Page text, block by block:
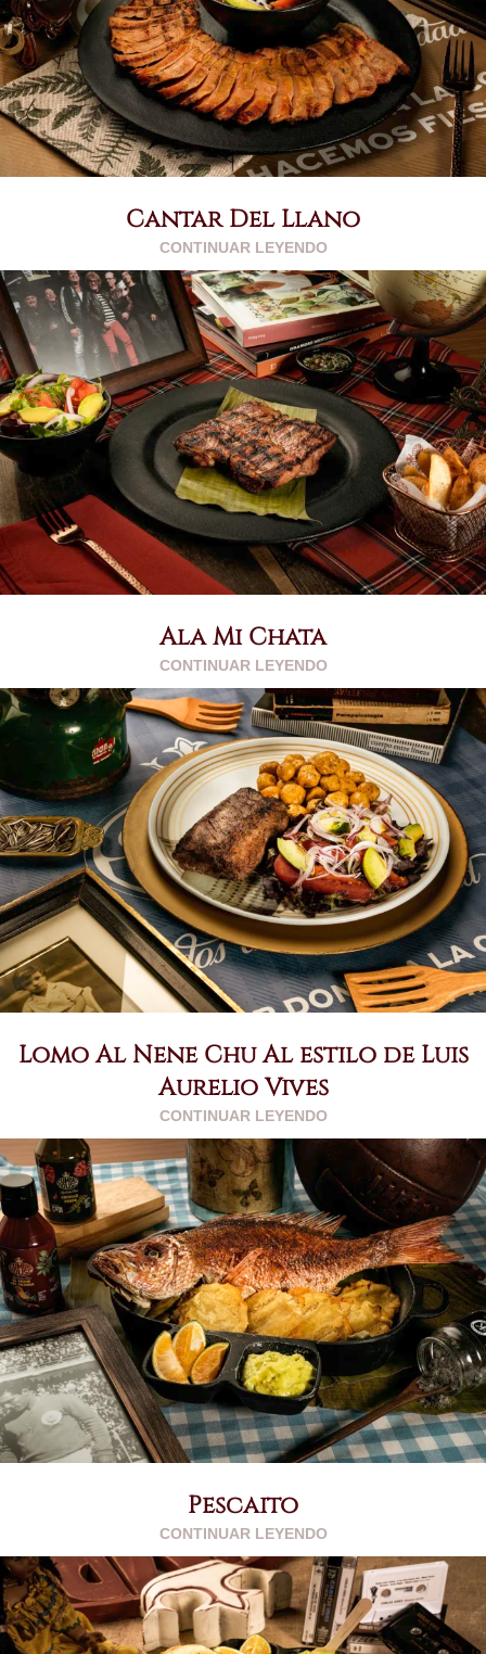
Cantar Del Llano
CONTINUAR LEYENDO
Ala Mi Chata
CONTINUAR LEYENDO
Lomo Al Nene Chu Al estilo de Luis
Aurelio Vives
CONTINUAR LEYENDO
Pescaito
CONTINUAR LEYENDO